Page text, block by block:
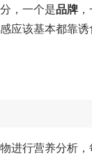
，一个是品牌
应该基本都靠
进行营养分析